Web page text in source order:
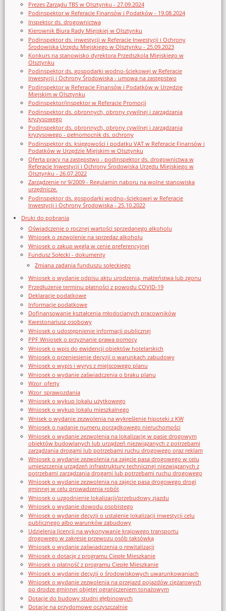
Prezes Zarządu TBS w Olsztynku - 27.09.2024
Podinspektor w Referacie Finansów i Podatków - 19.08.2024
Inspektor ds. drogownictwa
Kierownik Biura Rady Miejskiej w Olsztynku
Podinspektor ds. inwestycji w Referacie Inwestycji i Ochrony
Środowiska Urzędu Miejskiego w Olsztynku - 25.09.2023
Konkurs na stanowisko dyrektora Przedszkola Miejskiego w
Olsztynku
Podinspektor ds. gospodarki wodno-ściekowej w Referacie
Inwestycji i Ochrony Środowiska - umowa na zastępstwo
Podinspektor w Referacie Finansów i Podatków w Urzędzie
Miejskim w Olsztynku
Podinspektor/inspektor w Referacie Promocji
Podinspektor ds. obronnych, obrony cywilnej i zarządzania
kryzysowego
Podinspektor ds. obronnych, obrony cywilnej i zarządzania
kryzysowego - pełnomocnik ds. ochrony
Podinspektor ds. księgowości i podatku VAT w Referacie Finansów i
Podatków w Urzędzie Miejskim w Olsztynku
Oferta pracy na zastępstwo - podinspektor ds. drogownictwa w
Referacie Inwestycji i Ochrony Środowiska Urzędu Miejskiego w
Olsztynku - 26.07.2022
Zarządzenie nr 9/2009 - Regulamin naboru na wolne stanowiska
urzędnicze.
Podinspektor ds. gospodarki wodno–ściekowej w Referacie
Inwestycji i Ochrony Środowiska - 25.10.2022
Druki do pobrania
Oświadczenie o rocznej wartości sprzedanego alkoholu
Wniosek o zezwolenie na sprzedaz alkoholu
Wniosek o zakup węgla w cenie preferencyjnej
Fundusz Sołecki - dokumenty
Zmiana zadania funduszu sołeckiego
Wniosek o wydanie odpisu aktu urodzenia, małżeństwa lub zgonu
Przedłużenie terminu płatności z powodu COVID-19
Deklaracje podatkowe
Informacje podatkowe
Dofinansowanie kształcenia młodocianych pracowników
Kwestonariusz osobowy
Wniosek o udostępnienie informacji publicznej
PPF Wniosek o przyznanie prawa pomocy
Wniosek o wpis do ewidencji obiektów hotelarskich
Wniosek o przeniesienie decyzji o warunkach zabudowy
Wniosek o wypis i wyrys z miejscowego planu
Wniosek o wydanie zaświadczenia o braku planu
Wzor_oferty
Wzor_sprawozdania
Wniosek o wykup lokalu użytkowego
Wniosek o wykup lokalu mieszkalnego
Wnisek o wydanie zezwolenia na wykreślenie hipoteki z KW
Wniosek o nadanie numeru porządkowego nieruchomości
Wniosek o wydanie zezwolenia na lokalizację w pasie drogowym
obiektów budowlanych lub urządzeń niezwiązanych z potrzebami
zarządzania drogami lub potrzebami ruchu drogowego oraz reklam
Wniosek o wydanie zezwolenia na zajęcie pasa drogowego w celu
umieszczenia urządzeń infrastruktury technicznej niezwiązanych z
potrzebami zarządzania drogami lub potrzebami ruchu drogowego
Wniosek o wydanie zezwolenia na zajęcie pasa drogowego drogi
gminnej w celu prowadzenia robót
Wniosek o uzgodnienie lokalizacji/przebudowy zjazdu
Wniosek o wydanie dowodu osobistego
Wniosek o wydanie decyzji o ustalenie lokalizacji inwestycji celu
publicznego albo warunków zabudowy
Udzielenia licencji na wykonywanie krajowego transportu
drogowego w zakresie przewozu osób taksówką
Wniosek o wydanie zaświadczenia o rewitalizacji
Wniosek o dotację z programu Ciepłe Mieszkanie
Wniosek o płatność z programu Ciepłe Mieszkanie
Wniosek o wydanie decyzji o środowiskowych uwarunkowaniach
Wniosek o wydanie zezwolenia na przejazd pojazdów ciężarowych
po drodze gminnej objętej ograniczeniem tonażowym
Dotacje do budowy studni głębinowych
Dotacje na przydomowe oczyszczalnie